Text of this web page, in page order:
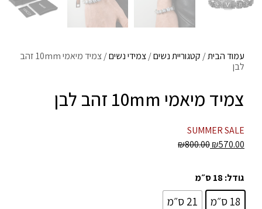
עמוד הבית/ קטגוריית נשים/צמידי נשים
/ צמיד מיאמי 10mm זהב
לבן
צמיד מיאמי 10mm זהב לבן
SUMMER SALE
₪570.00
₪800.00
גודל: 18 ס״מ
18 ס״מ 21 ס״מ